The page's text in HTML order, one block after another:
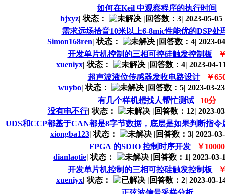
如何在Keil 中观察程序的执行时间
bjxyz| 状态： | 回答数：3| 2023-05-05
需求远场拾音10米以上6-8mic性能优的DSP处
Simon168ren| 状态： | 回答数：4| 2023-
开发单片机控制的三相可控硅触发控制板
xueniyx| 状态： | 回答数：4| 2023-04-
超声波液位传感器发收电路设计
￥
wuybo| 状态： | 回答数：5| 2023-03-
有几个样机想找人帮忙测试
10分
没有电不行| 状态： | 回答数：12| 2023-
UDS和CCP都基于CAN都是8字节数据，底层是如果判断指令
xiongba123| 状态： | 回答数：3| 2023-
FPGA 的SDIO 控制时序开发
￥10000
dianlaotie| 状态： | 回答数：1| 2023-03-
开发单片机控制的三相可控硅触发控制板
xueniyx| 状态： | 回答数：2| 2023-03-